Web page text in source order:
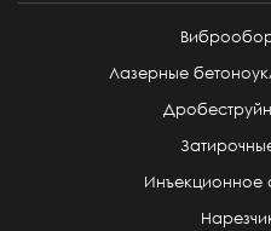
Лазерные
Инъекционное